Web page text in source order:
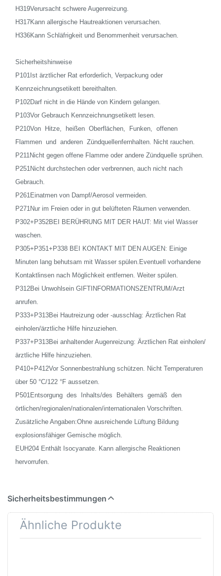
H319Verursacht schwere Augenreizung.
H317Kann allergische Hautreaktionen verursachen.
H336Kann Schläfrigkeit und Benommenheit verursachen.
Sicherheitshinweise
P101Ist ärztlicher Rat erforderlich, Verpackung oder
Kennzeichnungsetikett bereithalten.
P102Darf nicht in die Hände von Kindern gelangen.
P103Vor Gebrauch Kennzeichnungsetikett lesen.
P210Von Hitze, heißen Oberflächen, Funken, offenen
Flammen und anderen Zündquellenfernhalten. Nicht rauchen.
P211Nicht gegen offene Flamme oder andere Zündquelle sprühen.
P251Nicht durchstechen oder verbrennen, auch nicht nach
Gebrauch.
P261Einatmen von Dampf/Aerosol vermeiden.
P271Nur im Freien oder in gut belüfteten Räumen verwenden.
P302+P352BEI BERÜHRUNG MIT DER HAUT: Mit viel Wasser
waschen.
P305+P351+P338 BEI KONTAKT MIT DEN AUGEN: Einige
Minuten lang behutsam mit Wasser spülen.Eventuell vorhandene
Kontaktlinsen nach Möglichkeit entfernen. Weiter spülen.
P312Bei Unwohlsein GIFTINFORMATIONSZENTRUM/Arzt
anrufen.
P333+P313Bei Hautreizung oder -ausschlag: Ärztlichen Rat
einholen/ärztliche Hilfe hinzuziehen.
P337+P313Bei anhaltender Augenreizung: Ärztlichen Rat einholen/
ärztliche Hilfe hinzuziehen.
P410+P412Vor Sonnenbestrahlung schützen. Nicht Temperaturen
über 50 °C/122 °F aussetzen.
P501Entsorgung des Inhalts/des Behälters gemäß den
örtlichen/regionalen/nationalen/internationalen Vorschriften.
Zusätzliche Angaben:Ohne ausreichende Lüftung Bildung
explosionsfähiger Gemische möglich.
EUH204 Enthält Isocyanate. Kann allergische Reaktionen
hervorrufen.
Sicherheitsbestimmungen
Ähnliche Produkte